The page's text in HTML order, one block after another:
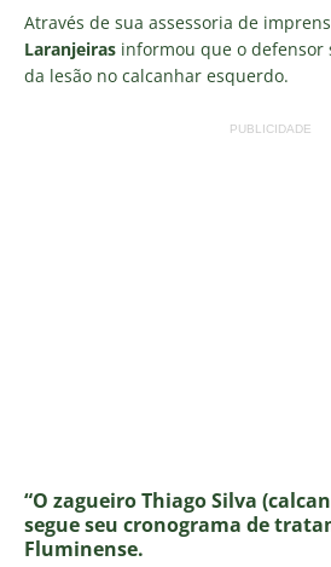
Através de sua assessoria de
Laranjeiras informou que o defensor
da lesão no calcanhar esquerdo.
PUBLICIDADE
“O zagueiro Thiago Silva
segue seu cronograma de
Fluminense.